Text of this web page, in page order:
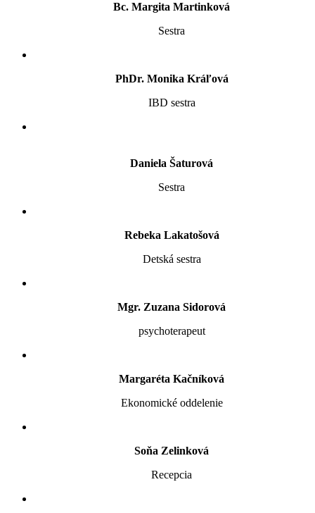
Bc. Margita Martinková
Sestra
PhDr. Monika Kráľová
IBD sestra
Daniela Šaturová
Sestra
Rebeka Lakatošová
Detská sestra
Mgr. Zuzana Sidorová
psychoterapeut
Margaréta Kačníková
Ekonomické oddelenie
Soňa Zelinková
Recepcia